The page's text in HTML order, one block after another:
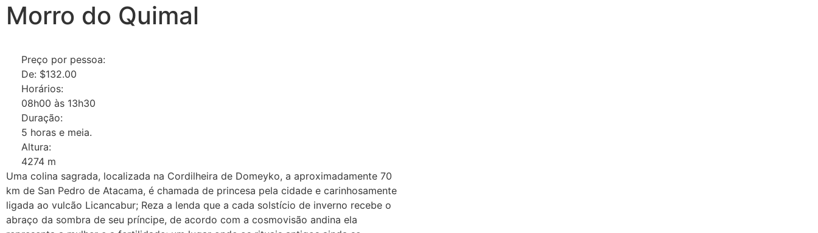
Morro do Quimal
Preço por pessoa:
De: $132.00
Horários:
08h00 às 13h30
Duração:
5 horas e meia.
Altura:
4274 m
Uma colina sagrada, localizada na Cordilheira de Domeyko, a aproximadamente 70
km de San Pedro de Atacama, é chamada de princesa pela cidade e carinhosamente
ligada ao vulcão Licancabur; Reza a lenda que a cada solstício de inverno recebe o
abraço da sombra de seu príncipe, de acordo com a cosmovisão andina ela